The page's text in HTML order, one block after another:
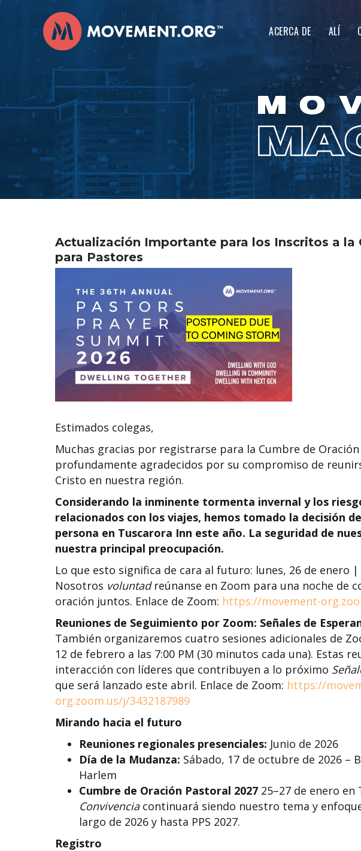
ACERCA DE ALÍ
Actualización Importante para los Inscritos a la
para Pastores
Estimados colegas,
Muchas gracias por registrarse para la Cumbre de
profundamente agradecidos por su compromiso de
Cristo en nuestra región.
Considerando la inminente tormenta invernal y los
relacionados con los viajes, hemos tomado la decisión
persona en Tuscarora Inn este año. La seguridad de
nuestra principal preocupación.
Lo que esto significa de cara al futuro: lunes, 26 de enero |
Nosotros voluntadreúnanse en Zoom para una noche de
oración juntos. Enlace de Zoom: https://movement-
Reuniones de Seguimiento por Zoom: Señales de
También organizaremos cuatro sesiones adicionales de
12 de febrero a las 7:00 PM (30 minutos cada una). Estas
interacción con líderes que contribuyen a lo próximo
que será lanzado este abril. Enlace de Zoom: https://
org.zoom.us/j/3432187989
Mirando hacia el futuro
Reuniones regionales presenciales: Junio de 2026
Día de la Mudanza: Sábado, 17 de octubre de 2026 –
Harlem
Cumbre de Oración Pastoral 2027 25–27 de enero en
Convivencia continuará siendo nuestro tema y
largo de 2026 y hasta PPS 2027.
Registro